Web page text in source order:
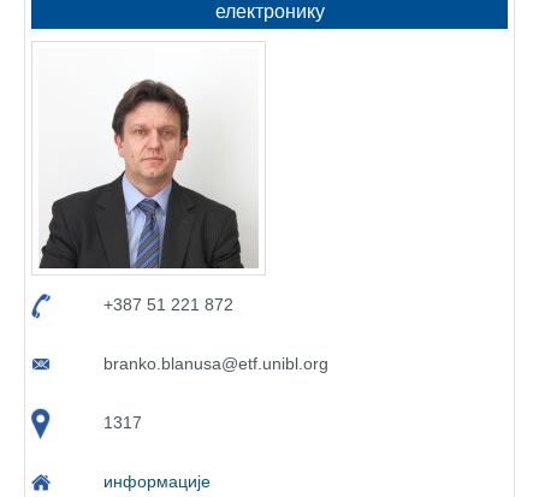
електронику
+387 51 221 872
branko.blanusa@etf.unibl.org
1317
информације